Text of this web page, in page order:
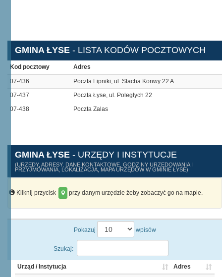
GMINA ŁYSE - LISTA KODÓW POCZTOWYCH
Kod pocztowy Adres
07-436
Poczta Lipniki, ul. Stacha Konwy 22 A
07-437
Poczta Łyse, ul. Poległych 22
07-438
Poczta Zalas
GMINA ŁYSE - URZĘDY I INSTYTUCJE
(URZĘDY, ADRESY, DANE KONTAKTOWE, GODZINY URZĘDOWANIA I
PRZYJMOWANIA, LOKALIZACJA, MAPA URZĘDÓW W GMINIE ŁYSE)
Kliknij przycisk przy danym urzędzie żeby zobaczyć go na mapie.
Pokazuj wpisów
Szukaj:
Urząd / Instytucja Adres